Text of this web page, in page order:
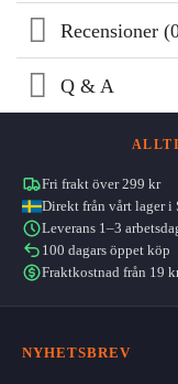
Recensioner
Q & A
Fri frakt över 299 kr
Direkt från vårt lager i
Leverans 1–3
100 dagars öppet köp
Fraktkostnad från 19
NYHETSBREV